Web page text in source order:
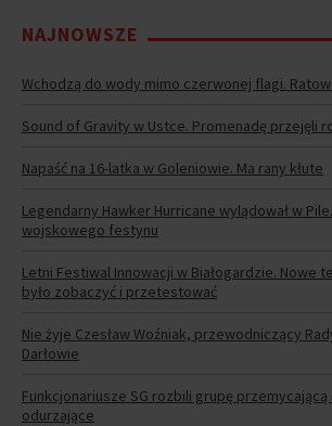
NAJNOWSZE
Wchodzą do wody mimo czerwonej flagi.
Sound of Gravity w Ustce. Promenadę przejęli
Napaść na 16-latka w Goleniowie. Ma rany kłute
Legendarny Hawker Hurricane wylądował w
wojskowego festynu
Letni Festiwal Innowacji w Białogardzie. Nowe
było zobaczyć i przetestować
Nie żyje Czesław Woźniak, przewodniczący
Darłowie
Funkcjonariusze SG rozbili grupę przemycającą
odurzające